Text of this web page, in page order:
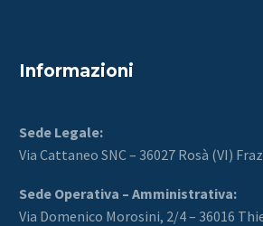
Informazioni
Sede Legale:
Via Cattaneo SNC – 36027 Rosà (VI)
Sede Operativa – Amministrativa:
Via Domenico Morosini, 2/4 – 36016